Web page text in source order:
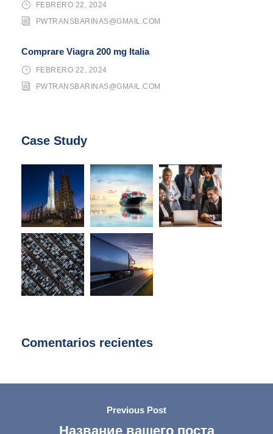
FEBRERO 22, 2024
PWTRANSBARINAS@GMAIL.COM
Comprare Viagra 200 mg Italia
FEBRERO 22, 2024
PWTRANSBARINAS@GMAIL.COM
Case Study
Comentarios recientes
Previous Post
Название вашего поста